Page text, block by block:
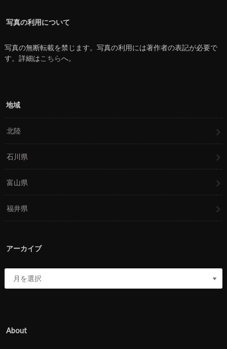
写真の利用について
写真の無断転載を禁じます。写真の利用には著作者の表記が必要で
す。詳細はこちらへ。
地域
北陸
石川県
富山県
福井県
アーカイブ
About